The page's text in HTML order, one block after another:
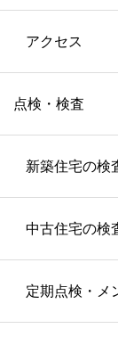
アクセス
点検・検査
新築住宅の検
中古住宅の検
定期点検・メ